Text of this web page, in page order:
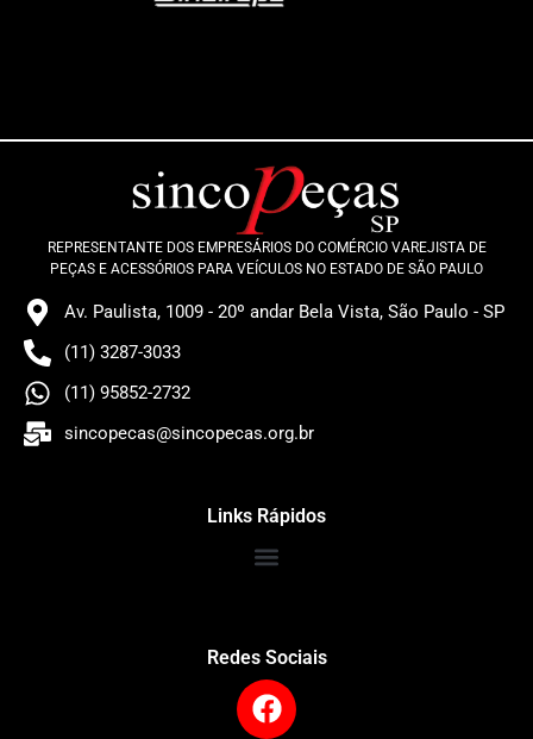
REPRESENTANTE DOS EMPRESÁRIOS DO COMÉRCIO VAREJISTA DE
PEÇAS E ACESSÓRIOS PARA VEÍCULOS NO ESTADO DE SÃO PAULO
Av. Paulista, 1009 - 20º andar Bela Vista, São Paulo - SP
(11) 3287-3033
(11) 95852-2732
sincopecas@sincopecas.org.br
Links Rápidos
Redes Sociais